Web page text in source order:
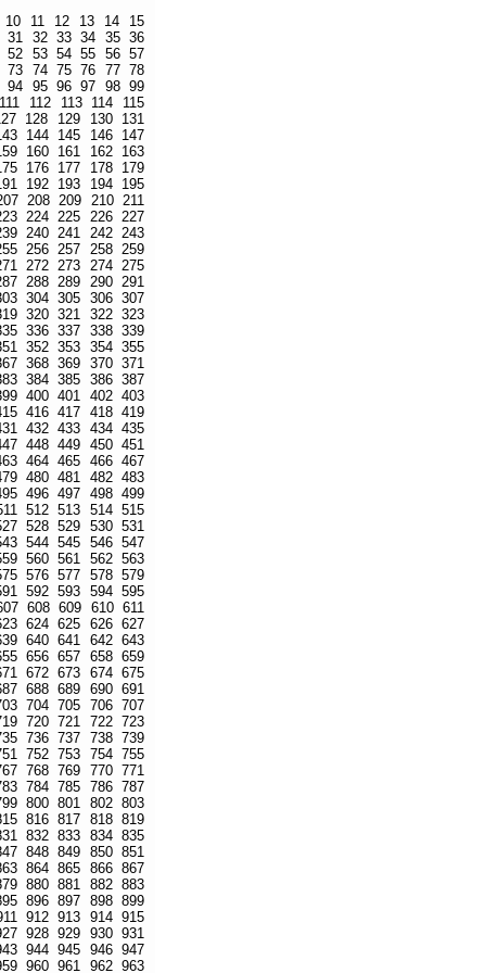
10 11 12 13 14
15
31 32 33 34 35 36
52 53 54 55 56 57
73 74 75 76 77 78
94 95 96 97 98 99
112 113 114
115
128 129 130
131
144 145 146
147
160 161 162
163
176 177 178
179
192 193 194
195
208 209 210 211
224 225 226 227
240 241 242 243
256 257 258 259
272 273 274 275
288 289 290 291
304 305 306 307
320 321 322 323
336 337 338 339
352 353 354 355
368 369 370 371
384 385 386 387
400 401 402 403
416 417 418 419
432 433 434 435
448 449 450 451
464 465 466 467
480 481 482 483
496 497 498 499
512 513 514 515
528 529 530 531
544 545 546 547
560 561 562 563
576 577 578 579
592 593 594 595
608 609 610 611
624 625 626 627
640 641 642 643
656 657 658 659
672 673 674 675
688 689 690 691
704 705 706 707
720 721 722 723
736 737 738 739
752 753 754 755
768 769 770 771
784 785 786 787
800 801 802 803
816 817 818 819
832 833 834 835
848 849 850 851
864 865 866 867
880 881 882 883
896 897 898 899
912 913 914 915
928 929 930 931
944 945 946 947
960 961 962 963